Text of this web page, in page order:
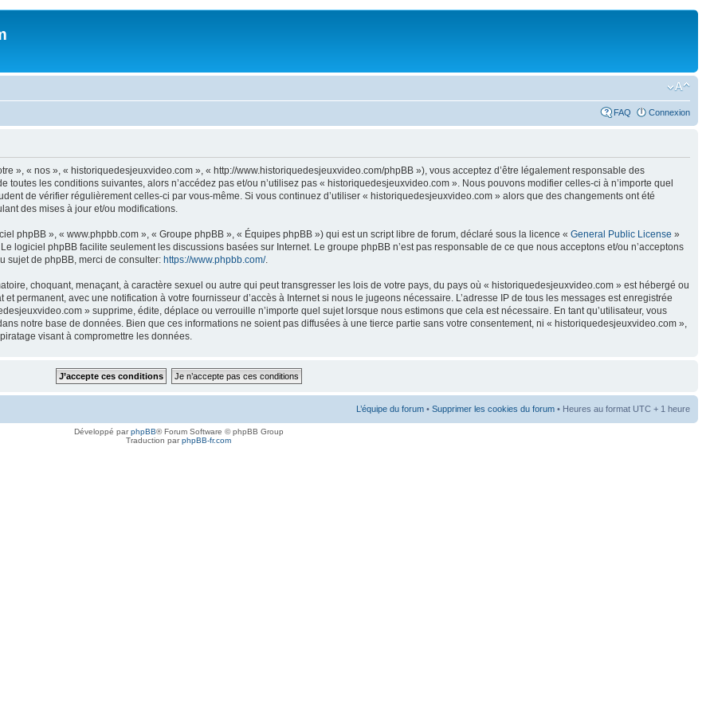
FAQ Connexion
», « nos », « historiquedesjeuxvideo.com », « http://www.historiquedesjeuxvideo.com/phpBB »), vous acceptez d’être légalement responsable des
toutes les conditions suivantes, alors n’accédez pas et/ou n’utilisez pas « historiquedesjeuxvideo.com ». Nous pouvons modifier celles-ci à n’importe quel
de vérifier régulièrement celles-ci par vous-même. Si vous continuez d’utiliser « historiquedesjeuxvideo.com » alors que des changements ont été
des mises à jour et/ou modifications.
phpBB », « www.phpbb.com », « Groupe phpBB », « Équipes phpBB ») qui est un script libre de forum, déclaré sous la licence « General Public License »
. Le logiciel phpBB facilite seulement les discussions basées sur Internet. Le groupe phpBB n’est pas responsable de ce que nous acceptons et/ou n’acceptons
sujet de phpBB, merci de consulter: https://www.phpbb.com/.
choquant, menaçant, à caractère sexuel ou autre qui peut transgresser les lois de votre pays, du pays où « historiquedesjeuxvideo.com » est hébergé ou
permanent, avec une notification à votre fournisseur d’accès à Internet si nous le jugeons nécessaire. L’adresse IP de tous les messages est enregistrée
» supprime, édite, déplace ou verrouille n’importe quel sujet lorsque nous estimons que cela est nécessaire. En tant qu’utilisateur, vous
notre base de données. Bien que ces informations ne soient pas diffusées à une tierce partie sans votre consentement, ni « historiquedesjeuxvideo.com »,
visant à compromettre les données.
L’équipe du forum • Supprimer les cookies du forum • Heures au format UTC + 1 heure
Développé parphpBB® Forum Software © phpBB Group
Traduction parphpBB-fr.com